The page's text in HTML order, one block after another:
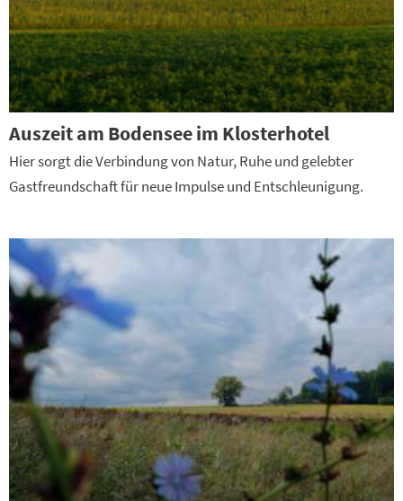
Auszeit am Bodensee im Klosterhotel
Hier sorgt die Verbindung von Natur, Ruhe und gelebter
Gastfreundschaft für neue Impulse und Entschleunigung.